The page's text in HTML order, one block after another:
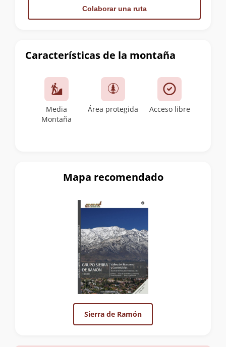
Características de la montaña
Media
Montaña
Área protegida Acceso libre
Colaborar una ruta
Mapa recomendado
Sierra de Ramón